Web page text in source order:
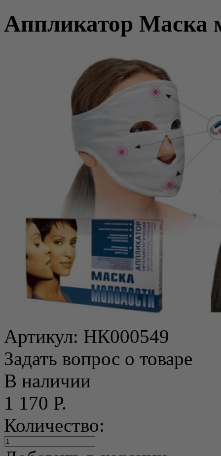
Аппликатор Маска
Артикул: НК000549
Задать вопрос о товаре
В наличии
1 170 Р.
Количество: